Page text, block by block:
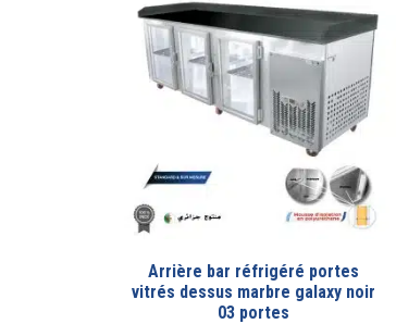
Vitrine réfrigérée